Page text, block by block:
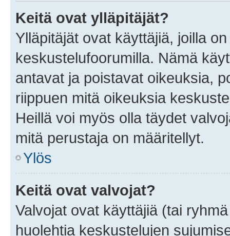
Keitä ovat ylläpitäjät?
Ylläpitäjät ovat käyttäjiä, joilla
keskustelufoorumilla. Nämä
antavat ja poistavat oikeuksia,
riippuen mitä oikeuksia
Heillä voi myös olla täydet
mitä perustaja on määritellyt.
Ylös
Keitä ovat valvojat?
Valvojat ovat käyttäjiä (tai
huolehtia keskustelujen